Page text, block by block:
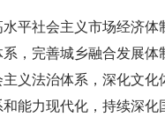
平社会主义市场经济
，完善城乡融合发展
义法治体系，深化文
能力现代化，持续深